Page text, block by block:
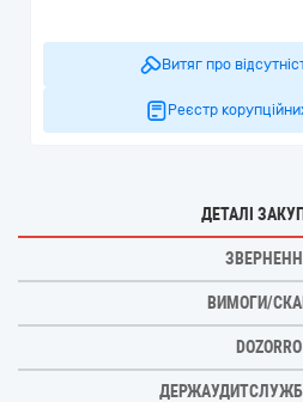
Витяг про
Реєстр
ДЕТАЛІ
ВИМОГИ/
DOZORRO